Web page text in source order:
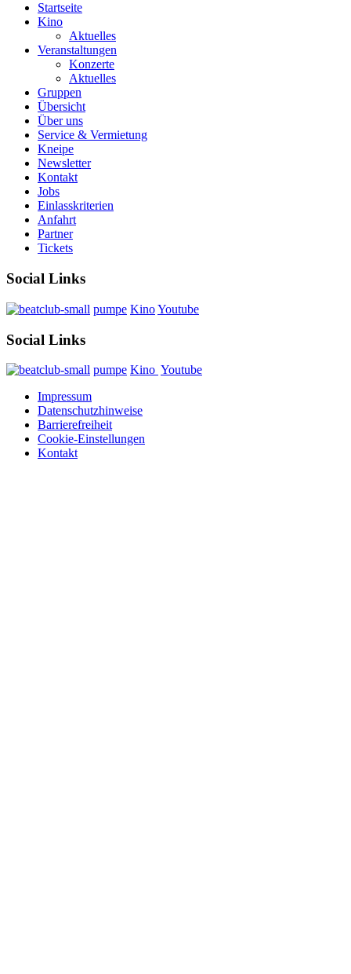
Startseite
Kino
Aktuelles
Veranstaltungen
Konzerte
Aktuelles
Gruppen
Übersicht
Über uns
Service & Vermietung
Kneipe
Newsletter
Kontakt
Jobs
Einlasskriterien
Anfahrt
Partner
Tickets
Social Links
pumpe KinoYoutube
Social Links
pumpe Kino Youtube
Impressum
Datenschutzhinweise
Barrierefreiheit
Cookie-Einstellungen
Kontakt